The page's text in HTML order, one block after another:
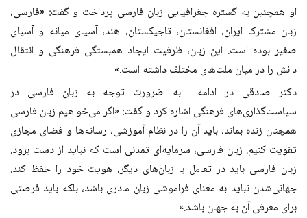
او همچنین به گستره جغرافیایی زبان فارسی پرداخت و گفت: «فارسی،
زبان مشترک ایران، افغانستان، تاجیکستان، هند، آسیای میانه و آسیای
صغیر بوده است. این زبان، ظرفیت ایجاد همبستگی فرهنگی و انتقال
دانش را در میان ملت‌های مختلف داشته است.»
دکتر صادقی در ادامه به ضرورت توجه به زبان فارسی در
سیاست‌گذاری‌های فرهنگی اشاره کرد و گفت: «اگر می‌خواهیم زبان فارسی
همچنان زنده بماند، باید آن را در نظام آموزشی، رسانه‌ها و فضای مجازی
تقویت کنیم. زبان فارسی، سرمایه‌ای تمدنی است که نباید از دست برود.
زبان فارسی باید در تعامل با زبان‌های دیگر، هویت خود را حفظ کند.
جهانی‌شدن نباید به معنای فراموشی زبان مادری باشد، بلکه باید فرصتی
برای معرفی آن به جهان باشد.»